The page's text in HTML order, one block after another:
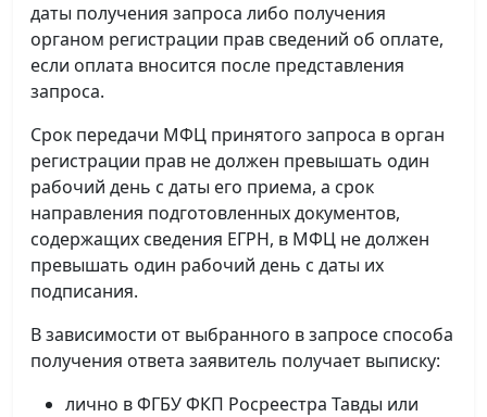
даты получения запроса либо получения
органом регистрации прав сведений об оплате,
если оплата вносится после представления
запроса.
Срок передачи МФЦ принятого запроса в орган
регистрации прав не должен превышать один
рабочий день с даты его приема, а срок
направления подготовленных документов,
содержащих сведения ЕГРН, в МФЦ не должен
превышать один рабочий день с даты их
подписания.
В зависимости от выбранного в запросе способа
получения ответа заявитель получает выписку:
лично в ФГБУ ФКП Росреестра Тавды или